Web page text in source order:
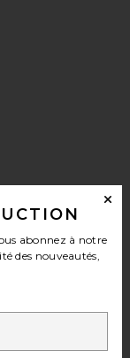
abonnez à notre
des nouveautés,